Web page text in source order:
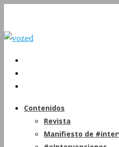
Contenidos
Revista
Manifiesto de